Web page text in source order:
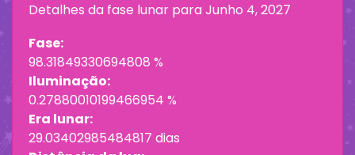
Detalhes da fase lunar paraJunho 4, 2027
Fase:
98.31849330694808 %
Iluminação:
0.27880010199466954 %
Era lunar:
29.03402985484817 dias